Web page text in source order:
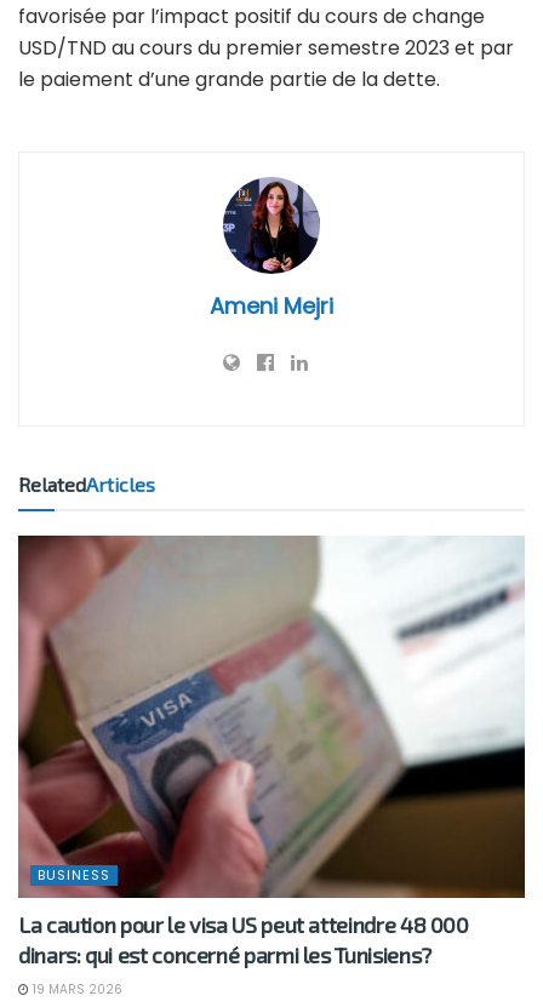
favorisée par l’impact positif du cours de change
USD/TND au cours du premier semestre 2023 et par
le paiement d’une grande partie de la dette.
Ameni Mejri
RelatedArticles
BUSINESS
La caution pour le visa US peut atteindre 48 000
dinars: qui est concerné parmi les Tunisiens?
19 MARS 2026